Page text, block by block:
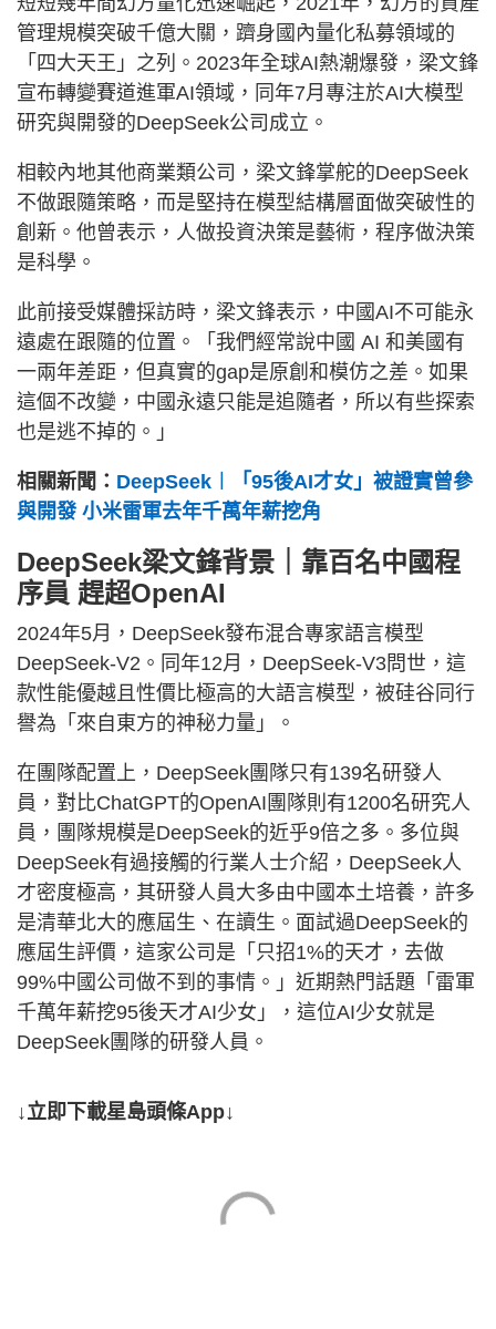
管理規模突破千億大關，躋身國內量化私募領域的
「四大天王」之列。2023年全球AI熱潮爆發，梁文鋒
宣布轉變賽道進軍AI領域，同年7月專注於AI大模型
研究與開發的DeepSeek公司成立。
相較內地其他商業類公司，梁文鋒掌舵的DeepSeek
不做跟隨策略，而是堅持在模型結構層面做突破性的
創新。他曾表示，人做投資決策是藝術，程序做決策
是科學。
此前接受媒體採訪時，梁文鋒表示，中國AI不可能永
遠處在跟隨的位置。「我們經常說中國 AI 和美國有
一兩年差距，但真實的gap是原創和模仿之差。如果
這個不改變，中國永遠只能是追隨者，所以有些探索
也是逃不掉的。」
相關新聞： DeepSeek︱「95後AI才女」被證實曾參
與開發 小米雷軍去年千萬年薪挖角
DeepSeek梁文鋒背景｜靠百名中國程
序員 趕超OpenAI
2024年5月，DeepSeek發布混合專家語言模型
DeepSeek-V2。同年12月，DeepSeek-V3問世，這
款性能優越且性價比極高的大語言模型，被硅谷同行
譽為「來自東方的神秘力量」。
在團隊配置上，DeepSeek團隊只有139名研發人
員，對比ChatGPT的OpenAI團隊則有1200名研究人
員，團隊規模是DeepSeek的近乎9倍之多。多位與
DeepSeek有過接觸的行業人士介紹，DeepSeek人
才密度極高，其研發人員大多由中國本土培養，許多
是清華北大的應屆生、在讀生。面試過DeepSeek的
應屆生評價，這家公司是「只招1%的天才，去做
99%中國公司做不到的事情。」近期熱門話題「雷軍
千萬年薪挖95後天才AI少女」，這位AI少女就是
DeepSeek團隊的研發人員。
↓立即下載星島頭條App↓